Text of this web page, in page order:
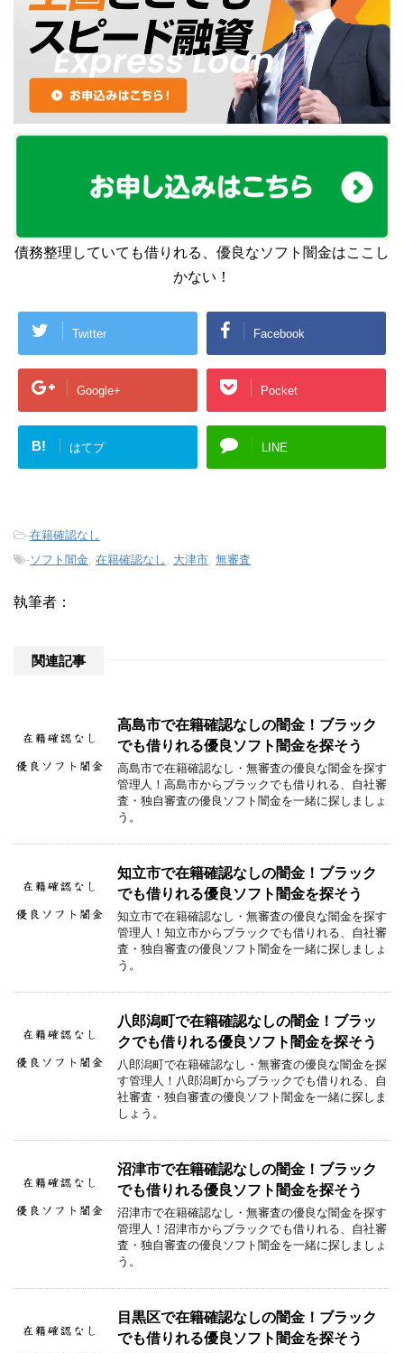
債務整理していても借りれる、優良なソフト闇金はここし
かない！
Twitter Facebook
Google+ Pocket
B! はてブ LINE
-在籍確認なし
-ソフト闇金, 在籍確認なし , 大津市, 無審査
執筆者：
関連記事
高島市で在籍確認なしの闇金！ブラック
でも借りれる優良ソフト闇金を探そう
高島市で在籍確認なし・無審査の優良な闇金を探す
管理人！高島市からブラックでも借りれる、自社審
査・独自審査の優良ソフト闇金を一緒に探しましょ
う。
知立市で在籍確認なしの闇金！ブラック
でも借りれる優良ソフト闇金を探そう
知立市で在籍確認なし・無審査の優良な闇金を探す
管理人！知立市からブラックでも借りれる、自社審
査・独自審査の優良ソフト闇金を一緒に探しましょ
う。
八郎潟町で在籍確認なしの闇金！ブラッ
クでも借りれる優良ソフト闇金を探そう
八郎潟町で在籍確認なし・無審査の優良な闇金を探
す管理人！八郎潟町からブラックでも借りれる、自
社審査・独自審査の優良ソフト闇金を一緒に探しま
しょう。
沼津市で在籍確認なしの闇金！ブラック
でも借りれる優良ソフト闇金を探そう
沼津市で在籍確認なし・無審査の優良な闇金を探す
管理人！沼津市からブラックでも借りれる、自社審
査・独自審査の優良ソフト闇金を一緒に探しましょ
う。
目黒区で在籍確認なしの闇金！ブラック
でも借りれる優良ソフト闇金を探そう